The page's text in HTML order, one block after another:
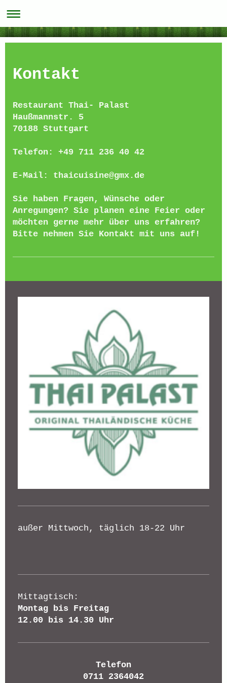
Kontakt
Restaurant Thai- Palast
Haußmannstr. 5
70188 Stuttgart
Telefon: +49 711 236 40 42
E-Mail: thaicuisine@gmx.de
Sie haben Fragen, Wünsche oder
Anregungen? Sie planen eine Feier oder
möchten gerne mehr über uns erfahren?
Bitte nehmen Sie Kontakt mit uns auf!
außer Mittwoch, täglich 18-22 Uhr
Mittagtisch:
Montag bis Freitag
12.00 bis 14.30 Uhr
Telefon
0711 2364042